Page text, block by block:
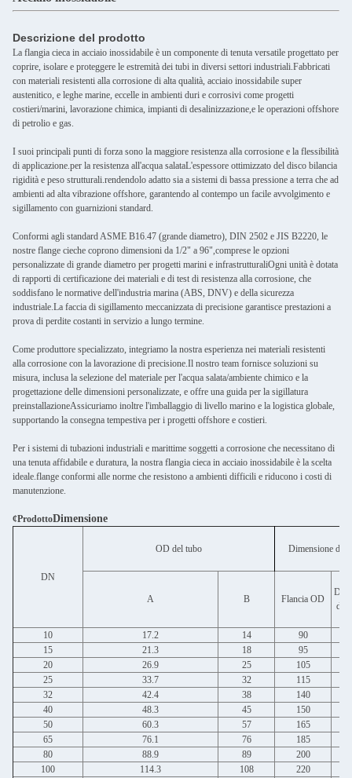
Descrizione del prodotto
La flangia cieca in acciaio inossidabile è un componente di tenuta versatile progettato per
coprire, isolare e proteggere le estremità dei tubi in diversi settori industriali.Fabbricati
con materiali resistenti alla corrosione di alta qualità, acciaio inossidabile super
austenitico, e leghe marine, eccelle in ambienti duri e corrosivi come progetti
costieri/marini, lavorazione chimica, impianti di desalinizzazione,e le operazioni offshore
di petrolio e gas.
I suoi principali punti di forza sono la maggiore resistenza alla corrosione e la flessibilità
di applicazione.per la resistenza all'acqua salataL'espessore ottimizzato del disco bilancia
rigidità e peso strutturali.rendendolo adatto sia a sistemi di bassa pressione a terra che ad
ambienti ad alta vibrazione offshore, garantendo al contempo un facile avvolgimento e
sigillamento con guarnizioni standard.
Conformi agli standard ASME B16.47 (grande diametro), DIN 2502 e JIS B2220, le
nostre flange cieche coprono dimensioni da 1/2" a 96",comprese le opzioni
personalizzate di grande diametro per progetti marini e infrastrutturaliOgni unità è dotata
di rapporti di certificazione dei materiali e di test di resistenza alla corrosione, che
soddisfano le normative dell'industria marina (ABS, DNV) e della sicurezza
industriale.La faccia di sigillamento meccanizzata di precisione garantisce prestazioni a
prova di perdite costanti in servizio a lungo termine.
Come produttore specializzato, integriamo la nostra esperienza nei materiali resistenti
alla corrosione con la lavorazione di precisione.Il nostro team fornisce soluzioni su
misura, inclusa la selezione del materiale per l'acqua salata/ambiente chimico e la
progettazione delle dimensioni personalizzate, e offre una guida per la sigillatura
preinstallazioneAssicuriamo inoltre l'imballaggio di livello marino e la logistica globale,
supportando la consegna tempestiva per i progetti offshore e costieri.
Per i sistemi di tubazioni industriali e marittime soggetti a corrosione che necessitano di
una tenuta affidabile e duratura, la nostra flangia cieca in acciaio inossidabile è la scelta
ideale.flange conformi alle norme che resistono a ambienti difficili e riducono i costi di
manutenzione.
¢ProdottoDimensione
DN
OD del tubo Dimensione
A B Flancia OD
del
10 17.2 14
90
15
21.3 18
95
20
26.9 25
105
25
33.7 32
115
32
42.4 38
140
40
48.3 45
150
50
60.3 57
165
65
76.1 76
185
80
88.9 89
200
100
114.3 108
220